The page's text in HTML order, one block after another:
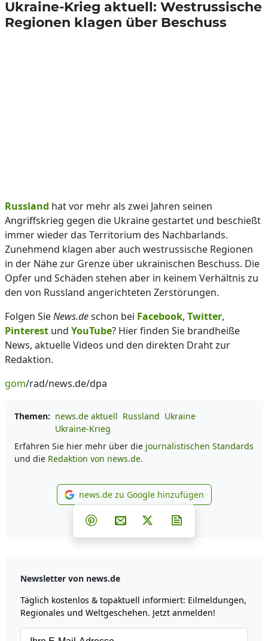
Ukraine-Krieg aktuell: Westrussische
Regionen klagen über Beschuss
Russland hat vor mehr als zwei Jahren seinen
Angriffskrieg gegen die Ukraine gestartet und beschießt
immer wieder das Territorium des Nachbarlands.
Zunehmend klagen aber auch westrussische Regionen
in der Nähe zur Grenze über ukrainischen Beschuss. Die
Opfer und Schäden stehen aber in keinem Verhältnis zu
den von Russland angerichteten Zerstörungen.
Folgen SieNews.deschon bei Facebook, Twitter,
Pinterest und YouTube? Hier finden Sie brandheiße
News, aktuelle Videos und den direkten Draht zur
Redaktion.
gom/rad/news.de/dpa
Themen: news.de aktuell Russland Ukraine
Ukraine-Krieg
Erfahren Sie hier mehr über die journalistischen Standards
und die Redaktion von news.de.
news.de zu Google
news.de zu Google hinzufügen
Teilen auf Facebook
Teilen auf Whatsapp
Teilen auf Telegram
Teilen auf Pinterest
Per E-Mail teilen
Post auf X
Newsletter von news.de
Täglich kostenlos & topaktuell informiert: Eilmeldungen,
Regionales und Weltgeschehen. Jetzt anmelden!